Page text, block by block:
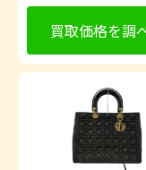
買取価格を調